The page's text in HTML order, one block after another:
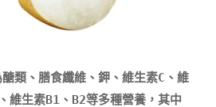
類、膳食纖維、鉀、維生素C、維
維生素B1、B2等多種營養，其中